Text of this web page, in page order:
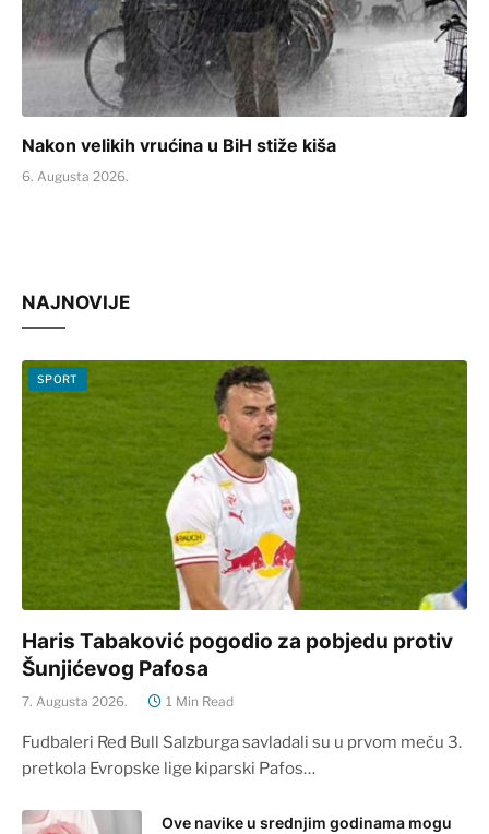
Nakon velikih vrućina u BiH stiže kiša
6. Augusta 2026.
NAJNOVIJE
SPORT
Haris Tabaković pogodio za pobjedu protiv
Šunjićevog Pafosa
7. Augusta 2026. 1 Min Read
Fudbaleri Red Bull Salzburga savladali su u prvom meču 3.
pretkola Evropske lige kiparski Pafos…
Ove navike u srednjim godinama mogu